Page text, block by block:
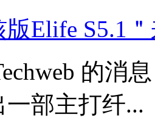
版Elife S5.1
的消
一部主打纤...